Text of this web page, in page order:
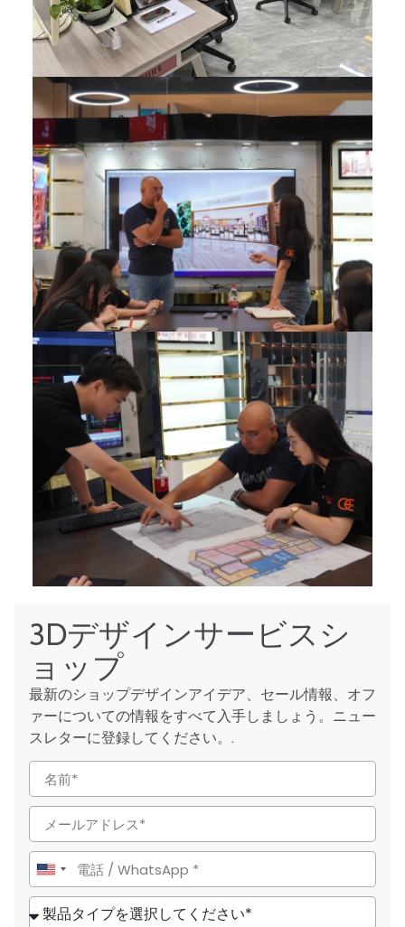
3Dデザインサービスシ
ョップ
最新のショップデザインアイデア、セール情報、オフ
ァーについての情報をすべて入手しましょう。ニュー
スレターに登録してください。.
United
States
+1